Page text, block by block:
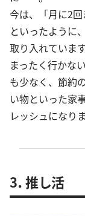
今は、「月に2回
といったように
取り入れています
まったく行かな
も少なく、節約
い物といった家
レッシュになりま
3．推し活